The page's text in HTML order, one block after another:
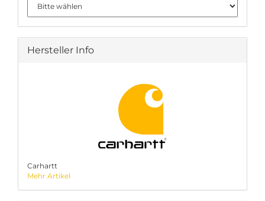
Hersteller Info
Carhartt
Mehr Artikel